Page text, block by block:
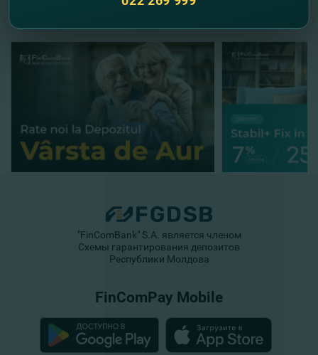
"FinComBank" S.A. является членом
Схемы гарантирования депозитов
Республики Молдова
FinComPay Mobile